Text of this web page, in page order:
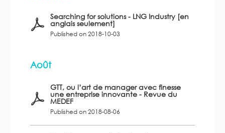
Searching for solutions - LNG Industry [en
anglais seulement]
Published on 2018-10-03
Août
GTT, ou l’art de manager avec finesse
une entreprise innovante - Revue du
MEDEF
Published on 2018-08-06